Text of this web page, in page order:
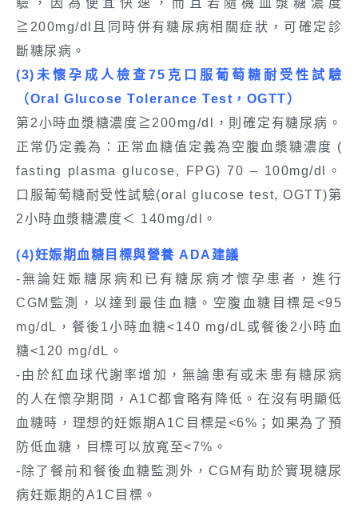
驗，因為便宜快速，而且若隨機血漿糖濃度
≧200mg/dl且同時併有糖尿病相關症狀，可確定診
斷糖尿病。
(3)未懷孕成人檢查75克口服葡萄糖耐受性試驗
（Oral Glucose Tolerance Test，OGTT）
第2小時血漿糖濃度≧200mg/dl，則確定有糖尿病。
正常仍定義為：正常血糖值定義為空腹血漿糖濃度 (
fasting plasma glucose, FPG) 70 – 100mg/dl。
口服葡萄糖耐受性試驗(oral glucose test, OGTT)第
2小時血漿糖濃度＜ 140mg/dl。
(4)妊娠期血糖目標與營養 ADA建議
-無論妊娠糖尿病和已有糖尿病才懷孕患者，進行
CGM監測，以達到最佳血糖。空腹血糖目標是<95
mg/dL，餐後1小時血糖<140 mg/dL或餐後2小時血
糖<120 mg/dL。
-由於紅血球代謝率增加，無論患有或未患有糖尿病
的人在懷孕期間，A1C都會略有降低。在沒有明顯低
血糖時，理想的妊娠期A1C目標是<6%；如果為了預
防低血糖，目標可以放寬至<7%。
-除了餐前和餐後血糖監測外，CGM有助於實現糖尿
病妊娠期的A1C目標。